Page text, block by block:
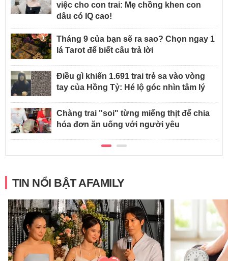
việc cho con trai: Mẹ chồng khen con
dâu có IQ cao!
Tháng 9 của bạn sẽ ra sao? Chọn ngay 1
lá Tarot để biết câu trả lời
Điều gì khiến 1.691 trai trẻ sa vào vòng
tay của Hồng Tỷ: Hé lộ góc nhìn tâm lý
Chàng trai "soi" từng miếng thịt để chia
hóa đơn ăn uống với người yêu
TIN NỔI BẬT AFAMILY